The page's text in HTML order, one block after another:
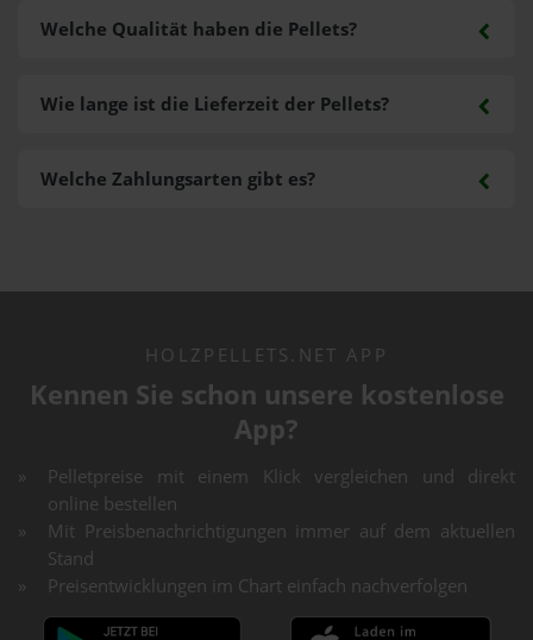
Welche Zahlungsarten gibt es?
Welche Qualität haben die Pellets?
Wie lange ist die Lieferzeit der Pellets?
HOLZPELLETS.NET APP
Kennen Sie schon unsere kostenlose
App?
Pelletpreise mit einem Klick vergleichen und direkt
online bestellen
Mit Preisbenachrichtigungen immer auf dem aktuellen
Stand
Preisentwicklungen im Chart einfach nachverfolgen